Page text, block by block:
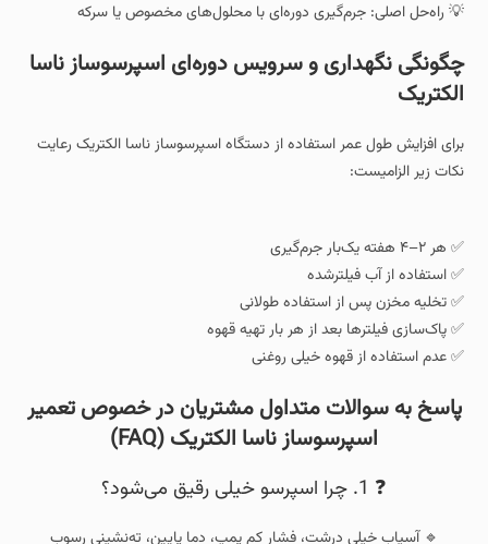
💡 راه‌حل اصلی: جرم‌گیری دوره‌ای با محلول‌های مخصوص یا سرکه
چگونگی نگهداری و سرویس دوره‌ای اسپرسوساز ناسا
الکتریک
برای افزایش طول عمر استفاده از دستگاه اسپرسوساز ناسا الکتریک رعایت
نکات زیر الزامیست:
✅ هر ۲–۴ هفته یک‌بار جرم‌گیری
✅ استفاده از آب فیلترشده
✅ تخلیه مخزن پس از استفاده طولانی
✅ پاک‌سازی فیلترها بعد از هر بار تهیه قهوه
✅ عدم استفاده از قهوه خیلی روغنی
پاسخ به سوالات متداول مشتریان در خصوص تعمیر
اسپرسوساز ناسا الکتریک (FAQ)
❓ 1. چرا اسپرسو خیلی رقیق می‌شود؟
🔹 آسیاب خیلی درشت، فشار کم پمپ، دما پایین، ته‌نشینی رسوب